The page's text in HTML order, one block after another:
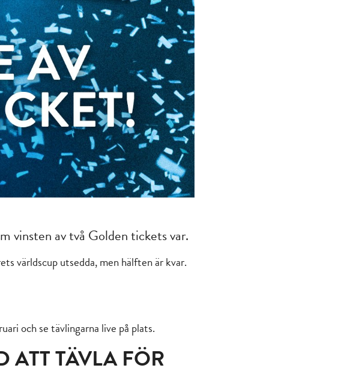
vinsten av två Golden tickets var.
världscup utsedda, men hälften är kvar.
och se tävlingarna live på plats.
ATT TÄVLA FÖR